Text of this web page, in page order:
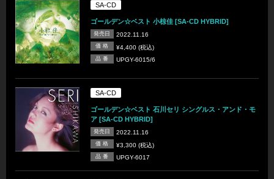
SA-CD
ゴールデン☆ベスト 小椋佳 [SA-CD HYBRID]
発売日 2022.11.16
価 格 ¥4,400 (税込)
品 番 UPGY-6015/6
SA-CD
ゴールデン☆ベスト 石川セリ シングルス・アンド・モ
ア [SA-CD HYBRID]
発売日 2022.11.16
価 格 ¥3,300 (税込)
品 番 UPGY-6017